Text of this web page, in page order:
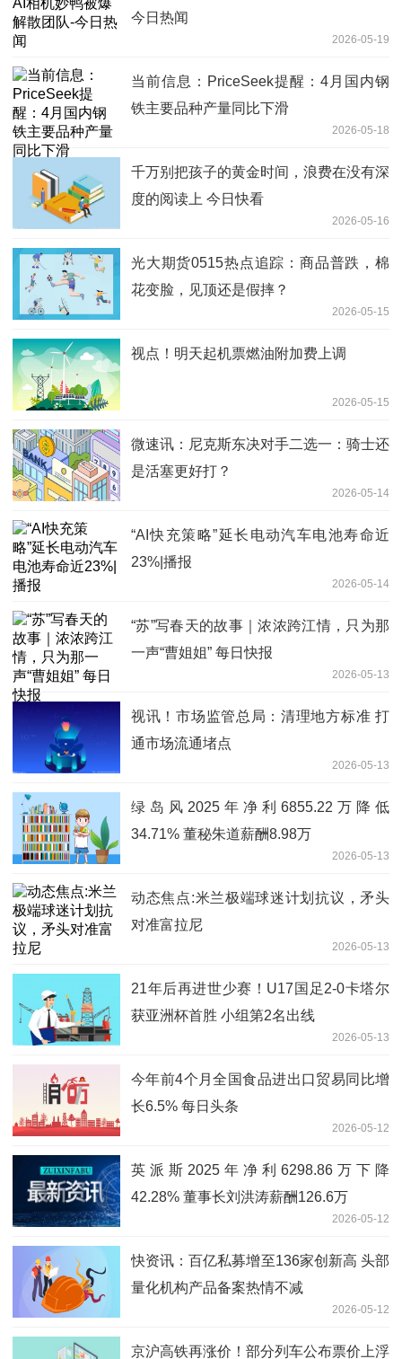
今日热闻
2026-05-19
当前信息：PriceSeek提醒：4月国内钢
铁主要品种产量同比下滑
2026-05-18
千万别把孩子的黄金时间，浪费在没有深
度的阅读上 今日快看
2026-05-16
光大期货0515热点追踪：商品普跌，棉
花变脸，见顶还是假摔？
2026-05-15
视点！明天起机票燃油附加费上调
2026-05-15
微速讯：尼克斯东决对手二选一：骑士还
是活塞更好打？
2026-05-14
“AI快充策略”延长电动汽车电池寿命近
23%|播报
2026-05-14
“苏”写春天的故事｜浓浓跨江情，只为那
一声“曹姐姐” 每日快报
2026-05-13
视讯！市场监管总局：清理地方标准 打
通市场流通堵点
2026-05-13
绿岛风2025年净利6855.22万降低
34.71% 董秘朱道薪酬8.98万
2026-05-13
动态焦点:米兰极端球迷计划抗议，矛头
对准富拉尼
2026-05-13
21年后再进世少赛！U17国足2-0卡塔尔
获亚洲杯首胜 小组第2名出线
2026-05-13
今年前4个月全国食品进出口贸易同比增
长6.5% 每日头条
2026-05-12
英派斯2025年净利6298.86万下降
42.28% 董事长刘洪涛薪酬126.6万
2026-05-12
快资讯：百亿私募增至136家创新高 头部
量化机构产品备案热情不减
2026-05-12
京沪高铁再涨价！部分列车公布票价上浮